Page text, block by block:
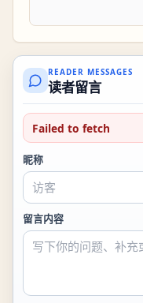
READER MESSAGES
读者留言
Failed to fetch
昵称
留言内容